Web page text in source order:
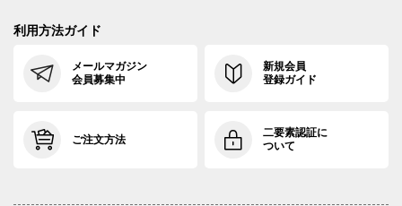
利用方法ガイド
メールマガジン
会員募集中
新規会員
登録ガイド
ご注文方法
二要素認証に
ついて